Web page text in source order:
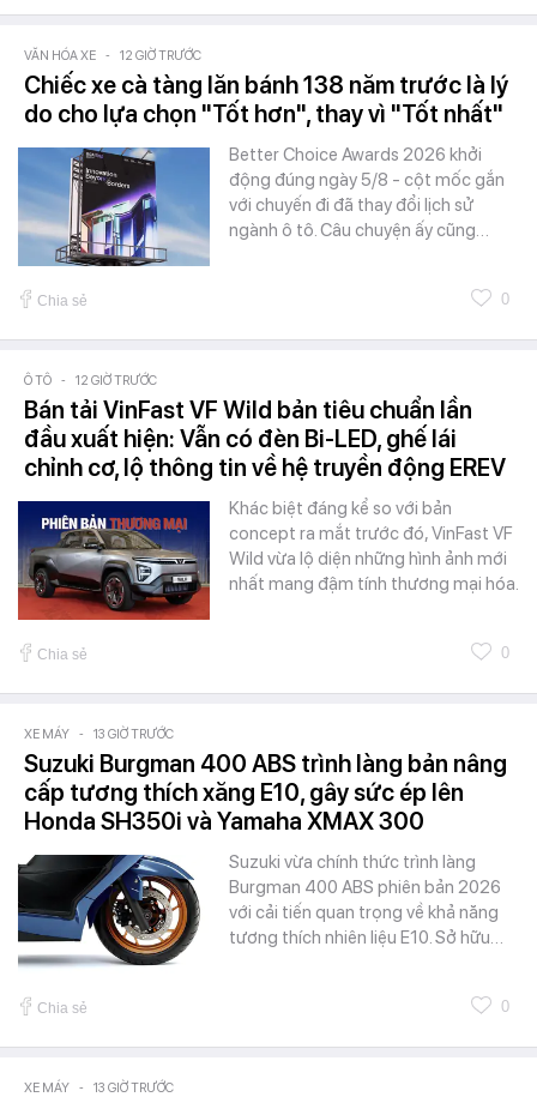
VĂN HÓA XE - 12 GIỜ TRƯỚC
Chiếc xe cà tàng lăn bánh 138 năm trước là lý
do cho lựa chọn "Tốt hơn", thay vì "Tốt nhất"
Better Choice Awards 2026 khởi
động đúng ngày 5/8 - cột mốc gắn
với chuyến đi đã thay đổi lịch sử
ngành ô tô. Câu chuyện ấy cũng…
Chia sẻ 0
Ô TÔ - 12 GIỜ TRƯỚC
Bán tải VinFast VF Wild bản tiêu chuẩn lần
đầu xuất hiện: Vẫn có đèn Bi-LED, ghế lái
chỉnh cơ, lộ thông tin về hệ truyền động EREV
Khác biệt đáng kể so với bản
concept ra mắt trước đó, VinFast VF
Wild vừa lộ diện những hình ảnh mới
nhất mang đậm tính thương mại hóa.
Chia sẻ 0
XE MÁY - 13 GIỜ TRƯỚC
Suzuki Burgman 400 ABS trình làng bản nâng
cấp tương thích xăng E10, gây sức ép lên
Honda SH350i và Yamaha XMAX 300
Suzuki vừa chính thức trình làng
Burgman 400 ABS phiên bản 2026
với cải tiến quan trọng về khả năng
tương thích nhiên liệu E10. Sở hữu…
Chia sẻ 0
XE MÁY - 13 GIỜ TRƯỚC